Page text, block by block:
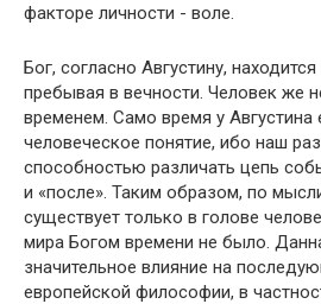
факторе личности - воле.
Бог, согласно Августину,
пребывая в вечности. Человек же
временем. Само время у Августина
человеческое понятие, ибо наш
способностью различать цепь
и «после». Таким образом, по
существует только в голове
мира Богом времени не было.
значительное влияние на
европейской философии, в